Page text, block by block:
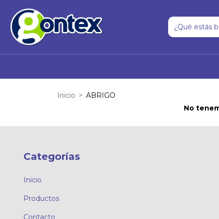
Inicio > ABRIGO
No
Categorías
Inicio
Productos
Contacto